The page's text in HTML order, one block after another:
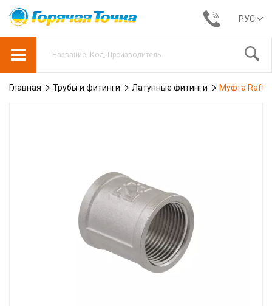
РУС
Главная Трубы и фитинги Латунные фитинги Муфта